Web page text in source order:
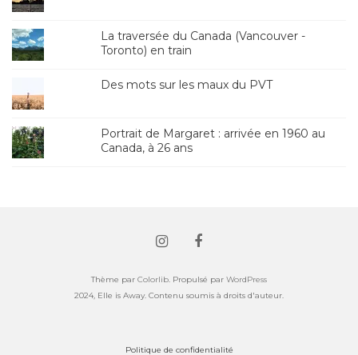
La traversée du Canada (Vancouver -
Toronto) en train
Des mots sur les maux du PVT
Portrait de Margaret : arrivée en 1960 au
Canada, à 26 ans
Thème par Colorlib . Propulsé par WordPress
Politique de confidentialité